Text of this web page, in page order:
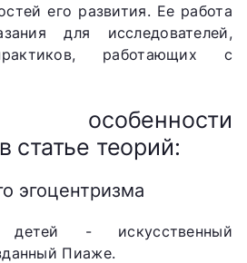
его развития. Ее работа
для исследователей,
работающих с
особенности
статье теорий:
эгоцентризма
детей - искусственный
Пиаже.